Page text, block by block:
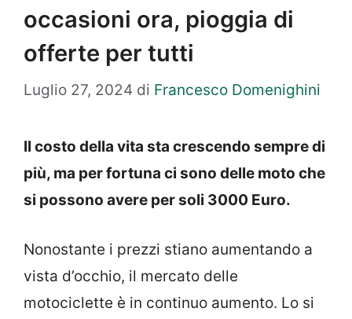
occasioni ora, pioggia di
offerte per tutti
Luglio 27, 2024 di Francesco Domenighini
Il costo della vita sta crescendo sempre di
più, ma per fortuna ci sono delle moto che
si possono avere per soli 3000 Euro.
Nonostante i prezzi stiano aumentando a
vista d’occhio, il mercato delle
motociclette è in continuo aumento. Lo si